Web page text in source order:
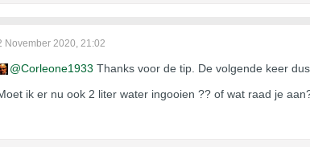
November 2020, 21:02
Corleone1933 Thanks voor de tip. De volgende keer
ik er nu ook 2 liter water ingooien ?? of wat raad je